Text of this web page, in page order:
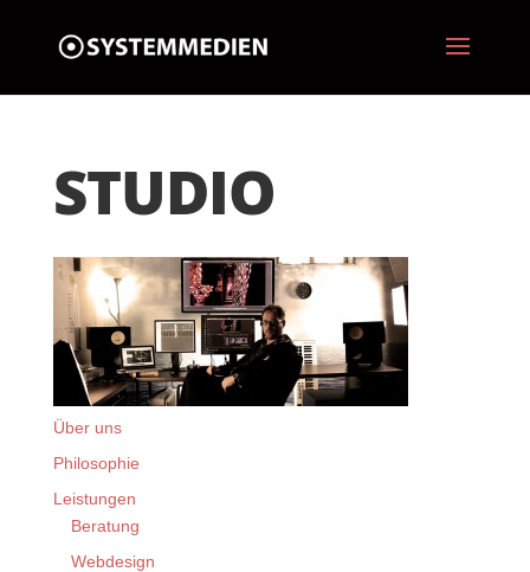
STUDIO
Über uns
Philosophie
Leistungen
Beratung
Webdesign